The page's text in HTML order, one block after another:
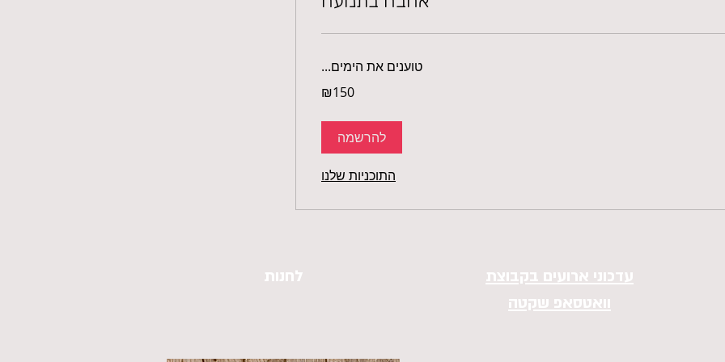
טוענים את הימים...
₪150
להרשמה
התוכניות שלנו
לחנות
עדכוני ארועים בקבוצת
וואטסאפ שקטה